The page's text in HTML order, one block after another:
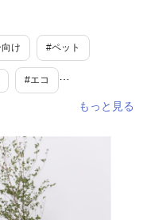
け #ペット
#エコ